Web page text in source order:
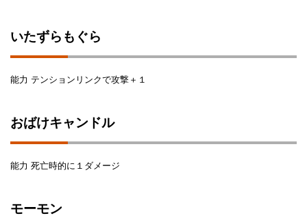
いたずらもぐら
能力 テンションリンクで攻撃＋１
おばけキャンドル
能力 死亡時的に１ダメージ
モーモン